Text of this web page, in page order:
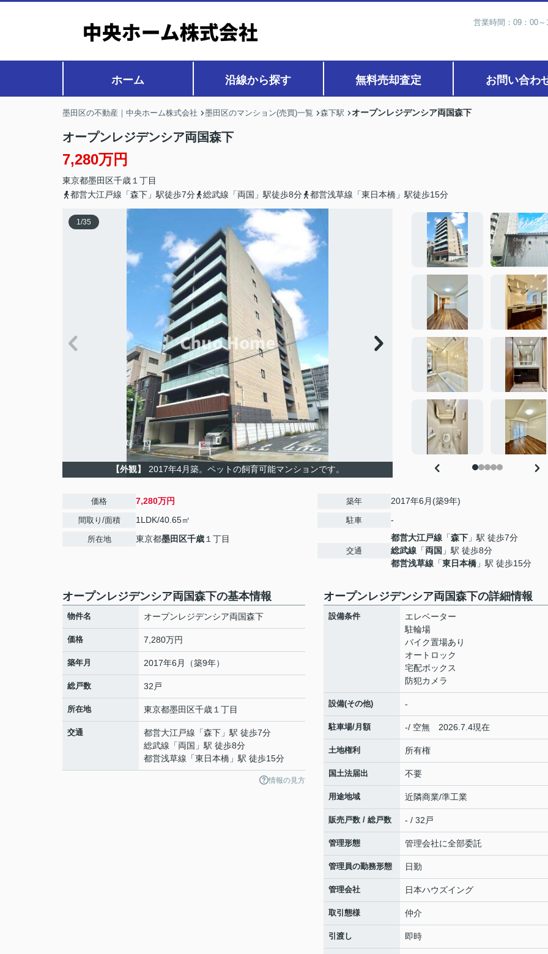
営業時間：09：00
ホーム 沿線から探す 無料売却査定 お問い合わ
墨田区の不動産｜中央ホーム株式会社 墨田区のマンション(売買)一覧 森下駅 オープンレジデンシア両国森下
オープンレジデンシア両国森下
7,280万円
東京都墨田区千歳 １丁目
都営大江戸線「森下」駅徒歩7分
総武線「両国」駅徒歩8分 都営浅草線「東日本橋」駅徒歩15分
1/35
【外観】 2017年4月築。ペットの飼育可能マンションです。
価格 7,280万円
間取り/面積 1LDK/40.65㎡
所在地 東京都墨田区千歳 １丁目
築年 2017年6月(築9年)
駐車 -
交通
都営大江戸線 「森下 」駅 徒歩7分
総武線 「両国 」駅 徒歩8分
都営浅草線 「東日本橋 」駅 徒歩15分
オープンレジデンシア両国森下の基本情報
物件名 オープンレジデンシア両国森下
価格 7,280万円
築年月 2017年6月（築9年）
総戸数 32戸
所在地 東京都墨田区千歳 １丁目
交通 都営大江戸線 「森下 」駅 徒歩7分
総武線 「両国 」駅 徒歩8分
都営浅草線 「東日本橋 」駅 徒歩15分
情報の見方
オープンレジデンシア両国森下の詳細情報
設備条件
エレベーター
駐輪場
バイク置場あり
オートロック
宅配ボックス
防犯カメラ
設備(その他) -
駐車場/月額 -/ 空無 2026.7.4現在
土地権利 所有権
国土法届出 不要
用途地域 近隣商業/準工業
販売戸数 / 総戸数 - / 32戸
管理形態 管理会社に全部委託
管理員の勤務形態 日勤
管理会社 日本ハウズイング
取引態様 仲介
引渡し 即時